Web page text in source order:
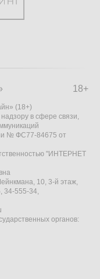
18+
(18+)
в сфере связи,
№ ФС77-84675 от
"ИНТЕРНЕТ
10, 3-й этаж,
34-555-34,
органов: